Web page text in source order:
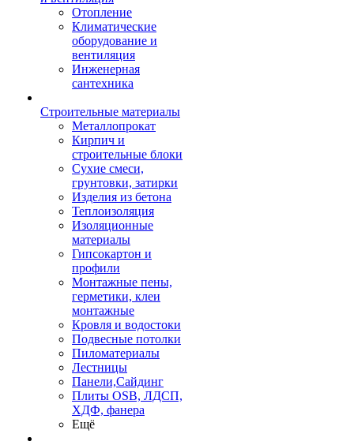
Отопление
Климатические
оборудование и
вентиляция
Инженерная
сантехника
Строительные материалы
Металлопрокат
Кирпич и
строительные блоки
Сухие смеси,
грунтовки, затирки
Изделия из бетона
Теплоизоляция
Изоляционные
материалы
Гипсокартон и
профили
Монтажные пены,
герметики, клеи
монтажные
Кровля и водостоки
Подвесные потолки
Пиломатериалы
Лестницы
Панели,Сайдинг
Плиты OSB, ЛДСП,
ХДФ, фанера
Ещё